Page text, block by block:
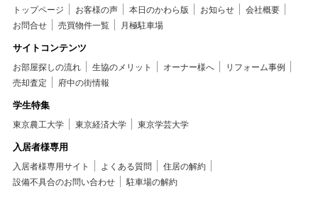
トップページ お客様の声 本日のかわら版 お知らせ
会社概要
お問合せ
売買物件一覧 月極駐車場
サイトコンテンツ
お部屋探しの流れ 生協のメリット オーナー様へ
リフォーム事例
売却査定
府中の街情報
学生特集
東京農工大学 東京経済大学 東京学芸大学
入居者様専用
入居者様専用サイト よくある質問
住居の解約
設備不具合のお問い合わせ
駐車場の解約